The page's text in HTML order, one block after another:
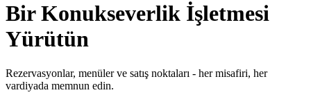
Bir Konukseverlik İşletmesi
Yürütün
Rezervasyonlar, menüler ve satış noktaları - her misafiri, her
vardiyada memnun edin.